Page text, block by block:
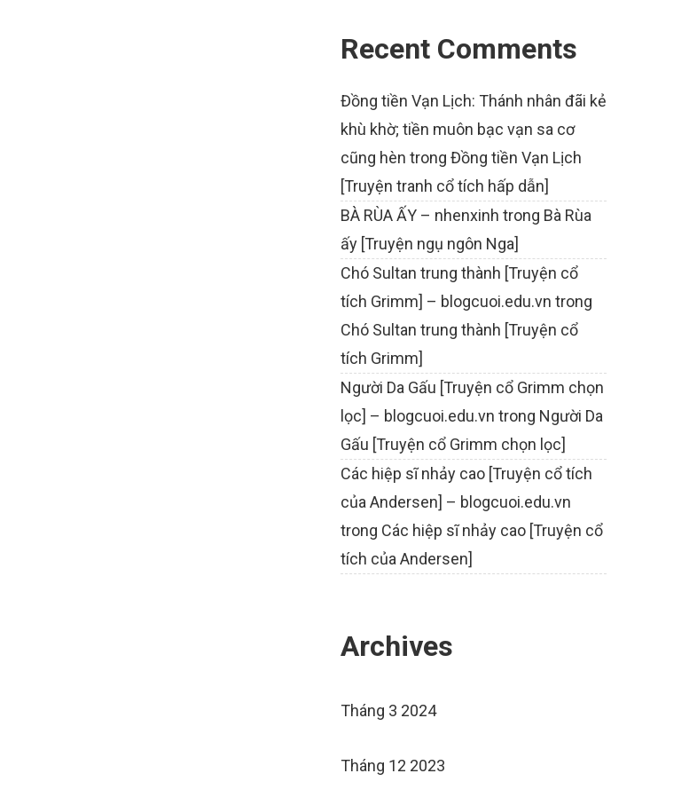
Recent Comments
Đồng tiền Vạn Lịch: Thánh nhân đãi kẻ
khù khờ; tiền muôn bạc vạn sa cơ
cũng hèn trong Đồng tiền Vạn Lịch
[Truyện tranh cổ tích hấp dẫn]
BÀ RÙA ẤY – nhenxinh trong Bà Rùa
ấy [Truyện ngụ ngôn Nga]
Chó Sultan trung thành [Truyện cổ
tích Grimm] – blogcuoi.edu.vn trong
Chó Sultan trung thành [Truyện cổ
tích Grimm]
Người Da Gấu [Truyện cổ Grimm chọn
lọc] – blogcuoi.edu.vn trong Người Da
Gấu [Truyện cổ Grimm chọn lọc]
Các hiệp sĩ nhảy cao [Truyện cổ tích
của Andersen] – blogcuoi.edu.vn
trong Các hiệp sĩ nhảy cao [Truyện cổ
tích của Andersen]
Archives
Tháng 3 2024
Tháng 12 2023